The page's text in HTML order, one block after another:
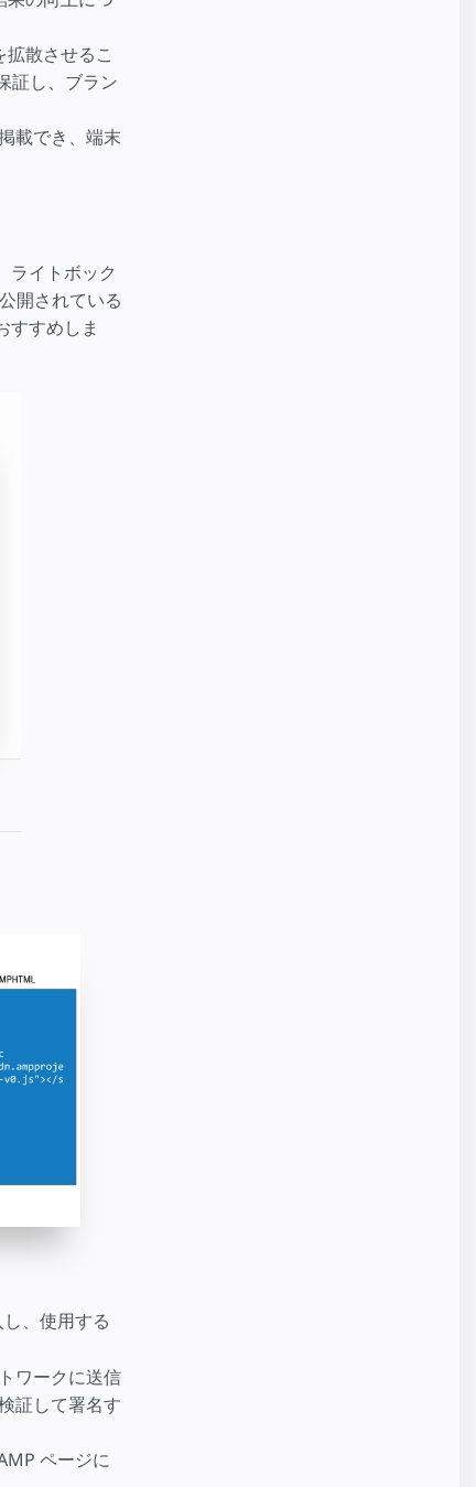
散させるこ
証し、ブラン
載でき、端末
ライトボック
開されている
すすめしま
、使用する
ワークに送信
証して署名す
ページに